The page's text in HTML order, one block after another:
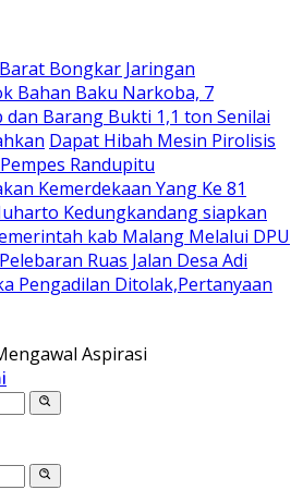
Bongkar Jaringan
Bahan Baku Narkoba, 7
Barang Bukti 1,1 ton Senilai
Dapat Hibah Mesin Pirolisis
Randupitu
Kemerdekaan Yang Ke 81
Kedungkandang siapkan
kab Malang Melalui DPU
Ruas Jalan Desa Adi
Pengadilan Ditolak,Pertanyaan
Aspirasi